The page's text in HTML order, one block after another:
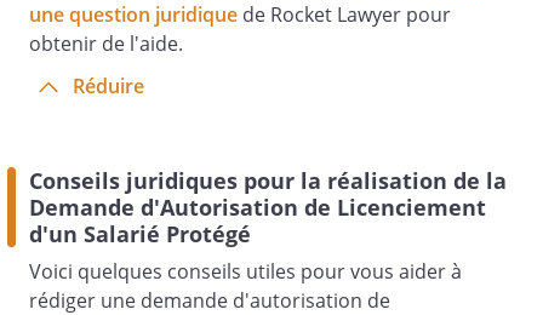
une question juridique de Rocket Lawyer pour
obtenir de l'aide.
Réduire
Conseils juridiques pour la réalisation de la
Demande d'Autorisation de Licenciement
d'un Salarié Protégé
Voici quelques conseils utiles pour vous aider à
rédiger une demande d'autorisation de